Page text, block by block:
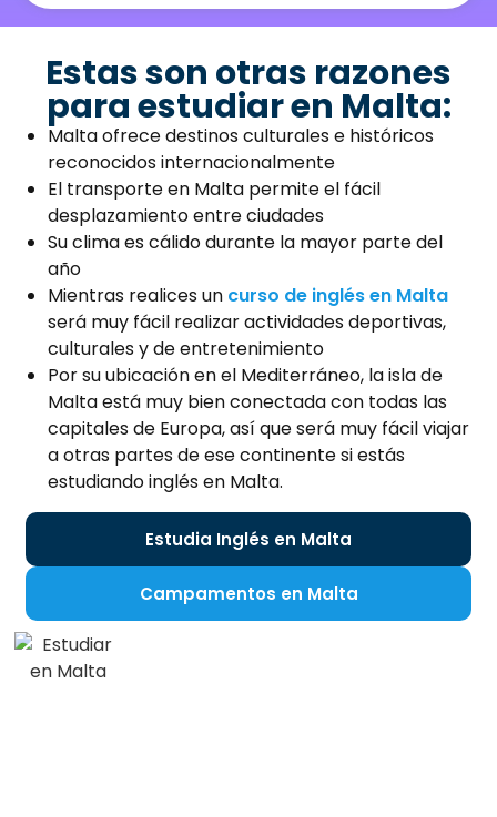
Estas son otras razones
para estudiar en Malta:
Malta ofrece destinos culturales e históricos
reconocidos internacionalmente
El transporte en Malta permite el fácil
desplazamiento entre ciudades
Su clima es cálido durante la mayor parte del
año
Mientras realices un curso de inglés en Malta
será muy fácil realizar actividades deportivas,
culturales y de entretenimiento
Por su ubicación en el Mediterráneo, la isla de
Malta está muy bien conectada con todas las
capitales de Europa, así que será muy fácil viajar
a otras partes de ese continente si estás
estudiando inglés en Malta.
Estudia Inglés en Malta
Campamentos en Malta